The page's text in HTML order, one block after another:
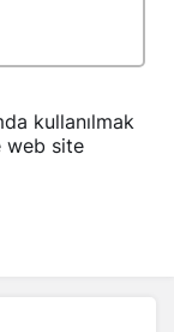
kullanılmak
web site